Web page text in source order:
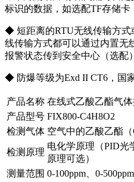
标识的数据，如选配TF存储卡
◆ 短距离的RTU无线传输方式
线传输方式都可以通过内置无
报警状态传到安全中心（选配
◆ 防爆等级为Exd II CT6，国
产品名称 在线式乙酸乙酯气
产品型号 FIX800-C4H8O2
检测气体 空气中的乙酸乙酯（
检测原理
电化学原理（PID光
原理可选）
测量范围 0-100ppm、0-